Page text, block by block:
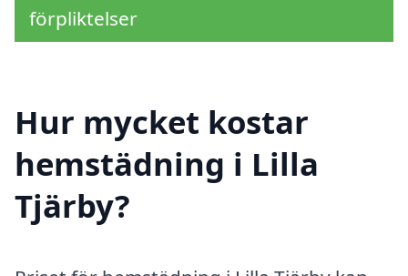
förpliktelser
Hur mycket kostar
hemstädning i Lilla
Tjärby?